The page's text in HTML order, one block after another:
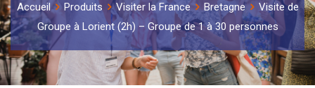
Accueil Produits Visiter la France Bretagne
Visite de
Groupe à Lorient (2h) – Groupe de 1 à 30 personnes